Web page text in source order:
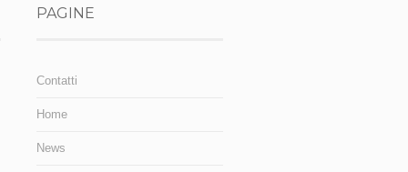
PAGINE
Contatti
Home
News